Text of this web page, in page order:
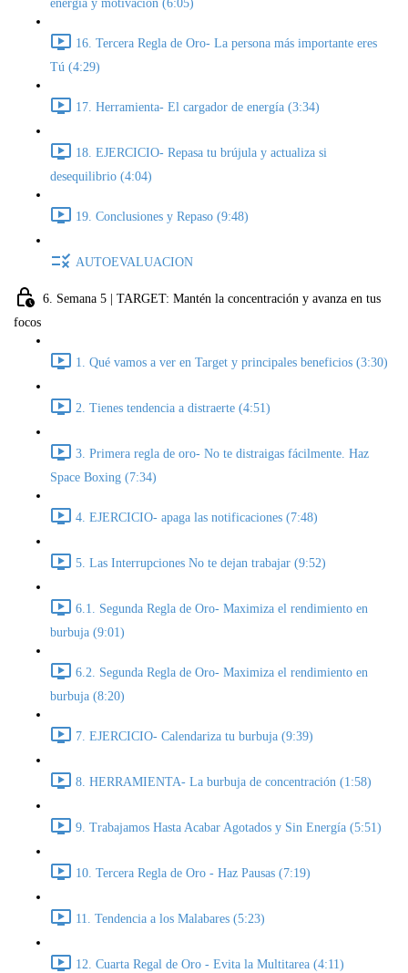
energía y motivación (6:05)
16. Tercera Regla de Oro- La persona más importante eres
Tú (4:29)
17. Herramienta- El cargador de energía (3:34)
18. EJERCICIO- Repasa tu brújula y actualiza si
desequilibrio (4:04)
19. Conclusiones y Repaso (9:48)
AUTOEVALUACION
6. Semana 5 | TARGET: Mantén la concentración y avanza en tus
focos
1. Qué vamos a ver en Target y principales beneficios (3:30)
2. Tienes tendencia a distraerte (4:51)
3. Primera regla de oro- No te distraigas fácilmente. Haz
Space Boxing (7:34)
4. EJERCICIO- apaga las notificaciones (7:48)
5. Las Interrupciones No te dejan trabajar (9:52)
6.1. Segunda Regla de Oro- Maximiza el rendimiento en
burbuja (9:01)
6.2. Segunda Regla de Oro- Maximiza el rendimiento en
burbuja (8:20)
7. EJERCICIO- Calendariza tu burbuja (9:39)
8. HERRAMIENTA- La burbuja de concentración (1:58)
9. Trabajamos Hasta Acabar Agotados y Sin Energía (5:51)
10. Tercera Regla de Oro - Haz Pausas (7:19)
11. Tendencia a los Malabares (5:23)
12. Cuarta Regal de Oro - Evita la Multitarea (4:11)